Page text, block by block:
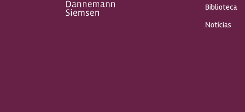
Biblioteca
Notícias